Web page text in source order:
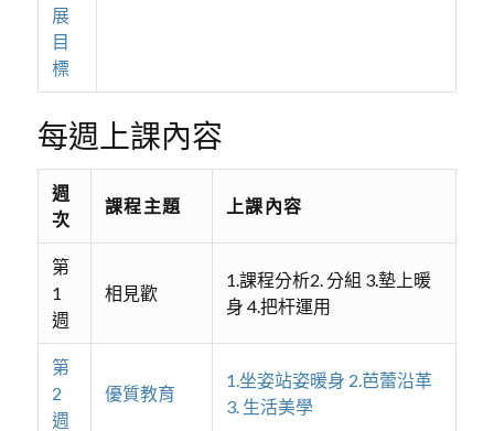
展
目
標
每週上課內容
週
次
課程主題 上課內容
第
1
週
相見歡
1.課程分析2. 分組 3.墊上暖
身 4.把杆運用
第
2
週
優質教育
1.坐姿站姿暖身 2.芭蕾沿革
3. 生活美學